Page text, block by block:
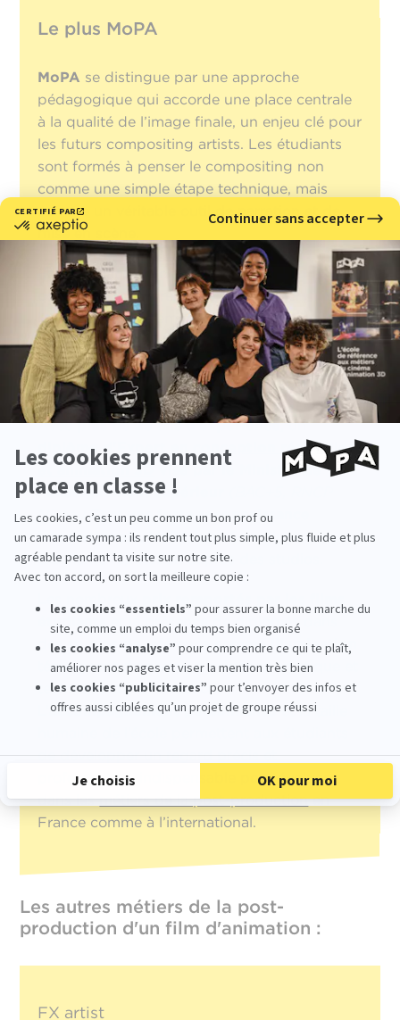
Le plus MoPA
MoPA se distingue par une approche
pédagogique qui accorde une place centrale
à la qualité de l’image finale, un enjeu clé pour
les futurs compositing artists. Les étudiants
sont formés à penser le compositing non
comme une simple étape technique, mais
comme un véritable outil de narration et de
mise en scène.
En travaillant sur desfilms collectifs
complets, ils apprennent à assembler
l’ensemble des éléments visuels — animation,
lighting, effets et décors — afin de produire
une image cohérente, lisible et
émotionnellement impactante.
Avecplus de 25 ans d’expérience, un
diplôme d'Expert en conception réalisation
et animation 3D visé par le Ministre de
l'enseignement supérieur
Niveau 7)et uneforte reconnaissance
internationale , MoPA bénéficie d’une
excellente réputation auprès des studios.
étudiants
et la présence de diplômés dans
des studios de référence commeIllumination
témoignent du niveau d’exigence artistique et
technique de la formation.
accompagnement personnaliséet la taille
de développer un regard précis et
professionnel, indispensable pour évoluer
dans lesmétiers de la post-productionen
France comme à l’international.
Les autres métiers de la post-
production d'un film d'animation :
FX artist